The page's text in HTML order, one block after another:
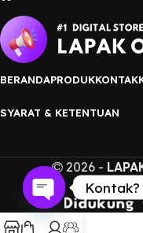
BERANDAPRODUKKONTAK
SYARAT & KETENTUAN
2026 -
Kontak?
Open